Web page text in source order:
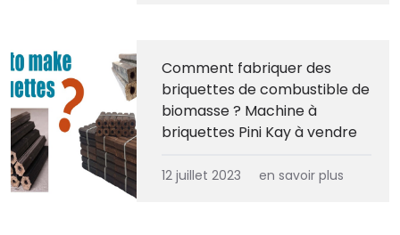
Comment fabriquer des
briquettes de combustible de
biomasse ? Machine à
briquettes Pini Kay à vendre
12 juillet 2023 en savoir plus